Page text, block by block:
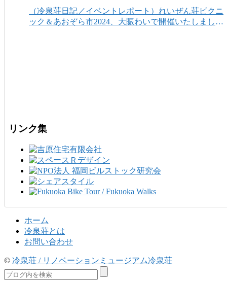
（冷泉荘日記／イベントレポート）れいぜん荘ピクニ
ック＆あおぞら市2024、大賑わいで開催いたしまし
リンク集
ホーム
冷泉荘とは
お問い合わせ
© 冷泉荘 / リノベーションミュージアム冷泉荘